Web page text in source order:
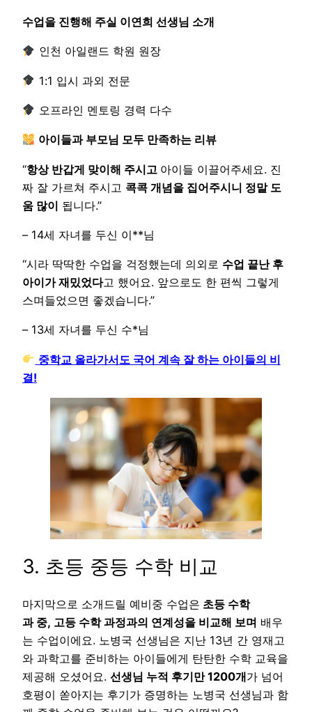
수업을 진행해 주실 이연희 선생님 소개
인천 아일랜드 학원 원장
1:1 입시 과외 전문
오프라인 멘토링 경력 다수
아이들과 부모님 모두 만족하는 리뷰
“항상 반갑게 맞이해 주시고 아이들 이끌어주세요. 진
짜 잘 가르쳐 주시고 콕콕 개념을 집어주시니 정말 도
움 많이 됩니다.”
– 14세 자녀를 두신 이**님
“시라 딱딱한 수업을 걱정했는데 의외로 수업 끝난 후
아이가 재밌었다고 했어요. 앞으로도 한 편씩 그렇게
스며들었으면 좋겠습니다.”
– 13세 자녀를 두신 수*님
중학교 올라가서도 국어 계속 잘 하는 아이들의 비
결!
3. 초등 중등 수학 비교
마지막으로 소개드릴 예비중 수업은 초등 수학
과 중, 고등 수학 과정과의 연계성을 비교해 보며 배우
는 수업이에요. 노병국 선생님은 지난 13년 간 영재고
와 과학고를 준비하는 아이들에게 탄탄한 수학 교육을
제공해 오셨어요. 선생님 누적 후기만 1200개가 넘어
호평이 쏟아지는 후기가 증명하는 노병국 선생님과 함